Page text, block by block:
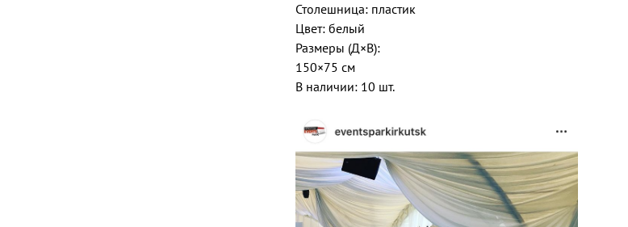
Столешница: пластик
Цвет: белый
Размеры (Д×В):
150×75 см
В наличии: 10 шт.